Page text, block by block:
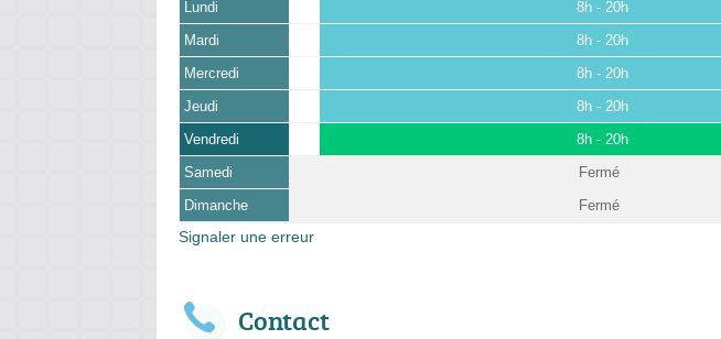
Lundi 8h - 20h
Mardi 8h - 20h
Mercredi 8h - 20h
Jeudi 8h - 20h
Vendredi 8h - 20h
Samedi Fermé
Dimanche Fermé
Signaler une erreur
Contact